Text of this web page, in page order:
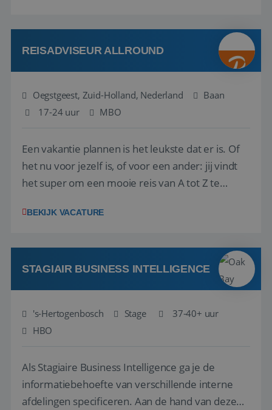
Attractive remuneration, discre...
REISADVISEUR ALLROUND
Oegstgeest, Zuid-Holland, Nederland
Baan
17-24 uur
MBO
Een vakantie plannen is het leukste dat er is. Of
het nu voor jezelf is, of voor een ander: jij vindt
het super om een mooie reis van A tot Z te
vakantiegangers de meest prachtige plekjes op
werken: of het nu gaat om vragen ...
BEKIJK VACATURE
STAGIAIR BUSINESS INTELLIGENCE
's-Hertogenbosch Stage
37-40+ uur
HBO
Als Stagiaire Business Intelligence ga je de
informatiebehoefte van verschillende interne
afdelingen specificeren. Aan de hand van deze